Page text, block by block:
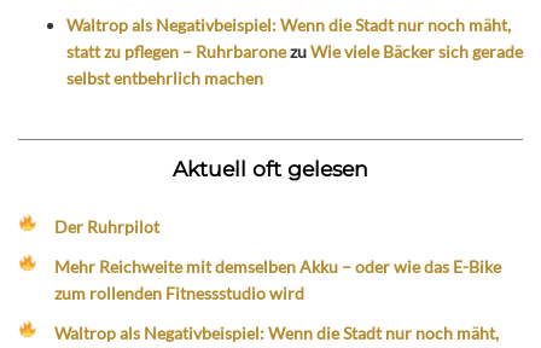
Waltrop als Negativbeispiel: Wenn die Stadt nur noch mäht,
statt zu pflegen – RuhrbaronezuWie viele Bäcker sich gerade
selbst entbehrlich machen
Aktuell oft gelesen
Der Ruhrpilot
Mehr Reichweite mit demselben Akku – oder wie das E-Bike
zum rollenden Fitnessstudio wird
Waltrop als Negativbeispiel: Wenn die Stadt nur noch mäht,